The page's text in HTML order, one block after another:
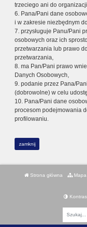
trzeciego ani do
6. Pana/Pani dane
i w zakresie niezbędnym
7. przysługuje Panu/Pani
osobowych oraz ich
przetwarzania lub prawo
przetwarzania,
8. ma Pan/Pani prawo
Danych Osobowych,
9. podanie przez Pana/
(dobrowolne) w celu
10. Pana/Pani dane
procesom podejmowania
profilowaniu.
zamknij
Strona główna Mapa